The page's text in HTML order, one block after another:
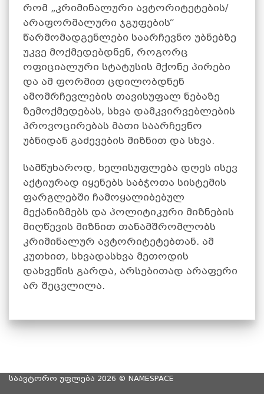
რომ „კრიმინალური ავტორიტეტების/
არაფორმალური ჯგუფების“
წარმომადგენლები საარჩევნო უბნებზე
უკვე მოქმედებდნენ, როგორც
ოფიციალური სტატუსის მქონე პირები
და ამ ფორმით ცდილობდნენ
ამომრჩევლების თავისუფალ ნებაზე
ზემოქმედებას, სხვა დამკვირვებლების
პროვოცირებას მათი საარჩევნო
უბნიდან გაძევების მიზნით და სხვა.
სამწუხაროდ, ხელისუფლება დღეს ისევ
აქტიურად იყენებს საბჭოთა სისტემის
ფარგლებში ჩამოყალიბებულ
მექანიზმებს და პოლიტიკური მიზნების
მიღწევის მიზნით თანამშრომლობს
კრიმინალურ ავტორიტეტებთან. ამ
კუთხით, სხვადასხვა მეთოდის
დახვეწის გარდა, არსებითად არაფერი
არ შეცვლილა.
საავტორო უფლება 2026 © NAMESPACE